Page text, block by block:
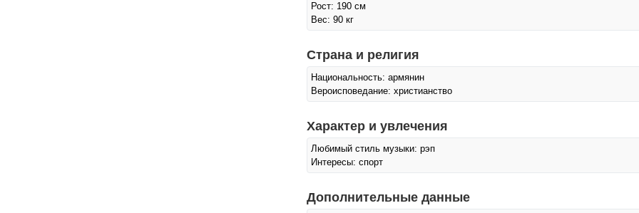
Рост: 190 см
Вес: 90 кг
Страна и религия
Национальность: армянин
Вероисповедание: христианство
Характер и увлечения
Любимый стиль музыки: рэп
Интересы: спорт
Дополнительные данные